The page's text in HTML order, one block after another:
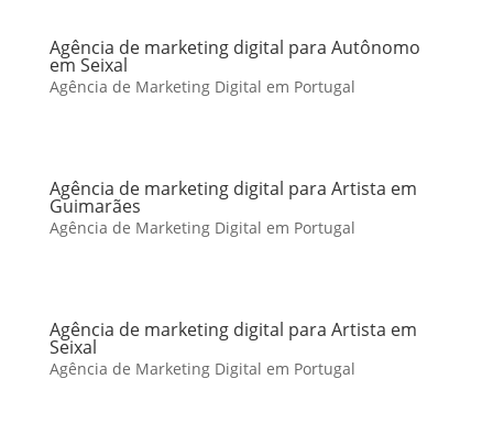
Agência de marketing digital para Autônomo
em Seixal
Agência de Marketing Digital em Portugal
Agência de marketing digital para Artista em
Guimarães
Agência de Marketing Digital em Portugal
Agência de marketing digital para Artista em
Seixal
Agência de Marketing Digital em Portugal